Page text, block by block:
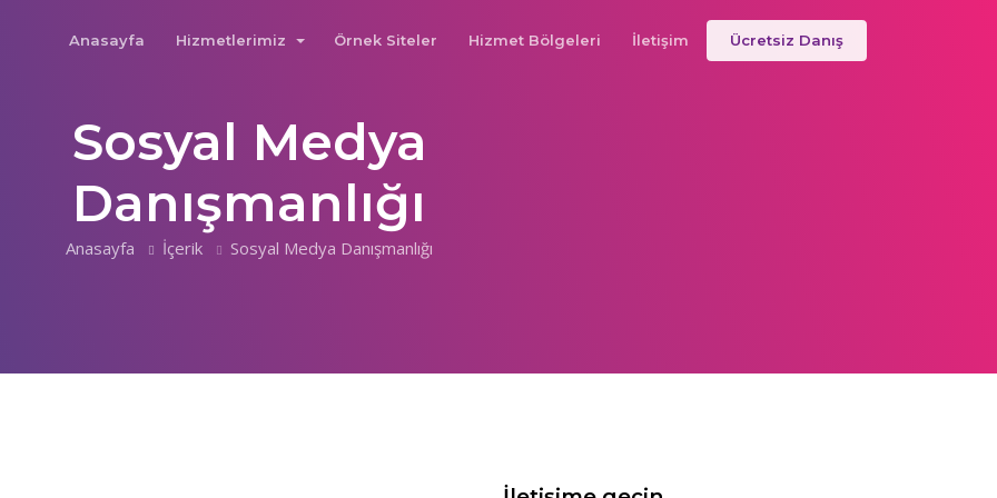
Anasayfa Hizmetlerimiz Örnek Siteler Hizmet Bölgeleri İletişim Ücretsiz Danış
Sosyal Medya
Danışmanlığı
Anasayfa İçerik Sosyal Medya Danışmanlığı